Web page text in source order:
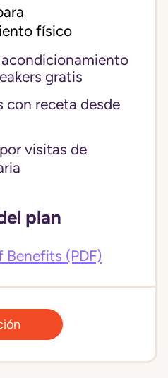
físico
gratis
con receta desde
por visitas de
plan
Benefits (PDF)